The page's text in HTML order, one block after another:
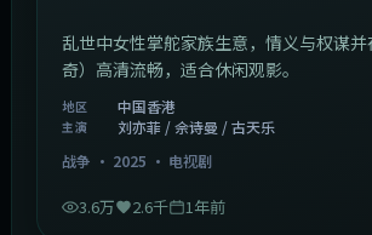
乱世中女性掌舵家族生意，情义与权谋
奇）高清流畅，适合休闲观影。
地区 中国香港
主演
刘亦菲 / 佘诗曼 / 古天乐
战争 · 2025 · 电视剧
3.6万 2.6千 1年前